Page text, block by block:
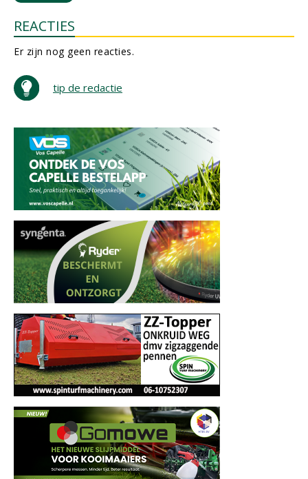
REACTIES
Er zijn nog geen reacties.
tip de redactie